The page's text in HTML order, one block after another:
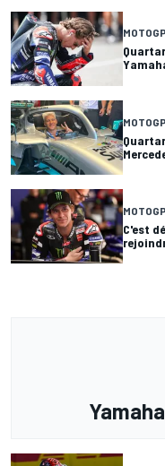
MOTOGP
MOTOGP
MOTOGP
C'est